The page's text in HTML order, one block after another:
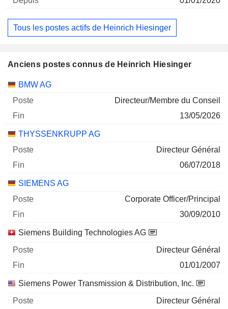
Tous les postes actifs de Heinrich Hiesinger
Anciens postes connus de Heinrich Hiesinger
Sociétés Poste
BMW AG
Directeur/Membre du Conseil
13/05/2026
THYSSENKRUPP AG
Directeur Général
06/07/2018
SIEMENS AG
Corporate Officer/Principal
30/09/2010
Siemens Building Technologies AG
Directeur Général
01/01/2007
Siemens Power Transmission & Distribution, Inc.
Directeur Général